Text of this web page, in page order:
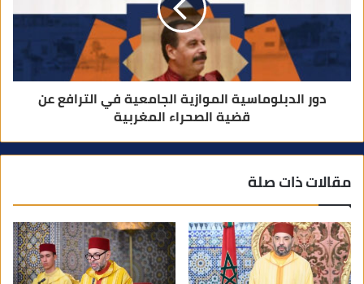
دور الدبلوماسية الموازية الجامعية في الترافع عن
قضية الصحراء المغربية
مقالات ذات صلة